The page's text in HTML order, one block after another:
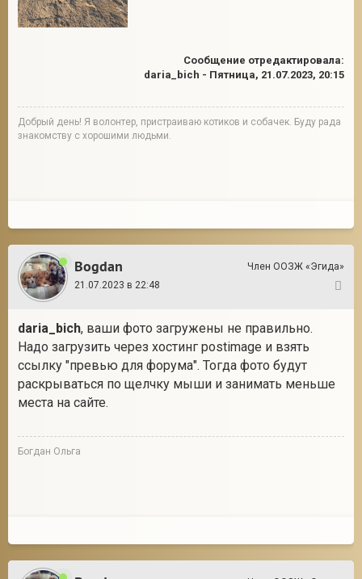
Сообщение отредактировала:
daria_bich - Пятница, 21.07.2023, 20:15
Добрый день! Я волонтер, пристраиваю котиков и собачек. Буду рада
знакомству с хорошими людьми.
Bogdan
Член ООЗЖ «Эгида»
21.07.2023 в 22:48
daria_bich, ваши фото загружены не правильно.
Надо загрузить через хостинг postimage и взять
ссылку "превью для форума". Тогда фото будут
раскрываться по щелчку мыши и занимать меньше
места на сайте.
Богдан Ольга